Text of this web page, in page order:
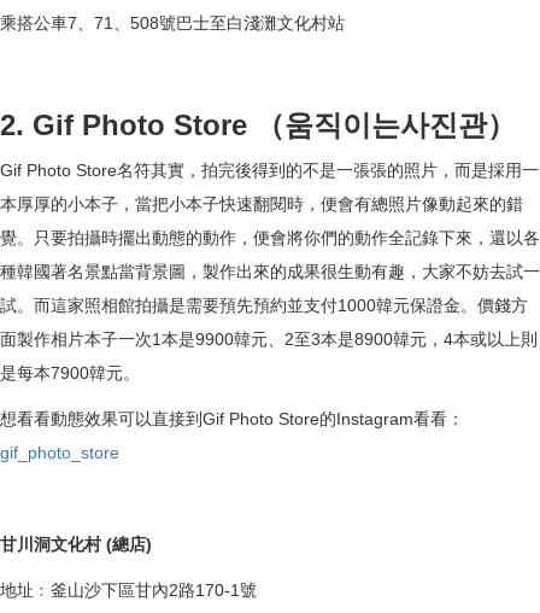
乘搭公車7、71、508號巴士至白淺灘文化村站
2. Gif Photo Store （움직이는사진관）
Gif Photo Store名符其實，拍完後得到的不是一張張的照片，而是採用一
本厚厚的小本子，當把小本子快速翻閱時，便會有總照片像動起來的錯
覺。只要拍攝時擺出動態的動作，便會將你們的動作全記錄下來，還以各
種韓國著名景點當背景圖，製作出來的成果很生動有趣，大家不妨去試一
試。而這家照相館拍攝是需要預先預約並支付1000韓元保證金。價錢方
面製作相片本子一次1本是9900韓元、2至3本是8900韓元，4本或以上則
是每本7900韓元。
想看看動態效果可以直接到Gif Photo Store的Instagram看看：
gif_photo_store
甘川洞文化村 (總店)
地址﹕釜山沙下區甘內2路170-1號